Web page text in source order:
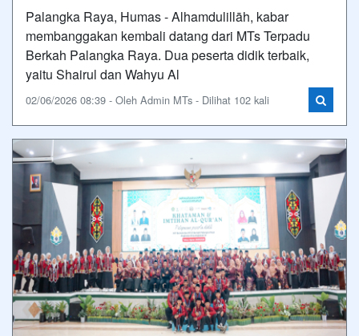
Palangka Raya, Humas - Alhamdulillāh, kabar
membanggakan kembali datang dari MTs Terpadu
Berkah Palangka Raya. Dua peserta didik terbaik,
yaitu Shairul dan Wahyu Al
02/06/2026 08:39 - Oleh Admin MTs - Dilihat 102 kali